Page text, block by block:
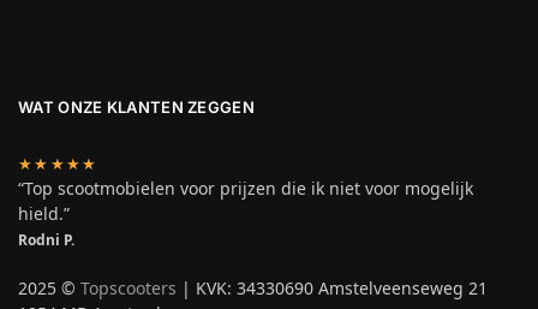
WAT ONZE KLANTEN ZEGGEN
★★★★★
“Top scootmobielen voor prijzen die ik niet voor mogelijk
hield.”
Rodni P.
2025 © Topscooters | KVK: 34330690 Amstelveenseweg 21